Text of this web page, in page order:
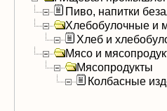
Пиво, напитки
Хлебобулочные и
Хлеб и
Мясо и
Мясопродукты
Колбасные